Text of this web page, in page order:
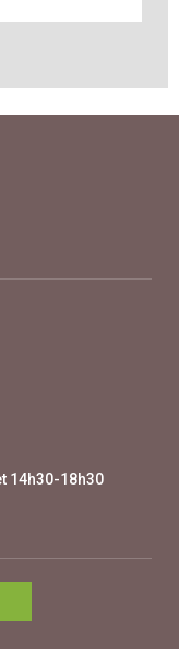
14h30-18h30